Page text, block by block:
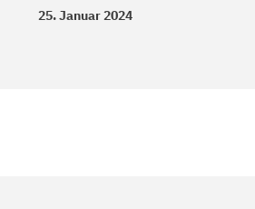
25. Januar 2024